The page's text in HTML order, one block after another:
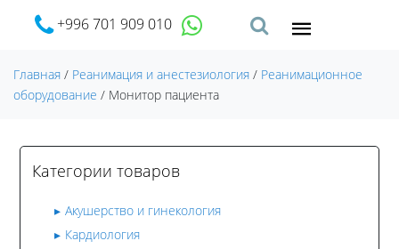
+996 701 909 010
Главная / Реанимация и анестезиология / Реанимационное
оборудование / Монитор пациента
Категории товаров
Акушерство и гинекология
Кардиология